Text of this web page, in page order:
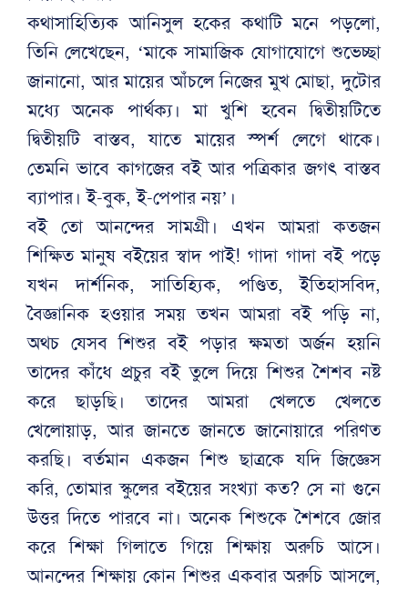
কথাসাহিত্যিক আনিসুল হকের কথাটি মনে পড়লো,
তিনি লেখেছেন, ‘মাকে সামাজিক যোগাযোগে শুভেচ্ছা
জানানো, আর মায়ের আঁচলে নিজের মুখ মোছা, দুটোর
মধ্যে অনেক পার্থক্য। মা খুশি হবেন দ্বিতীয়টিতে
দ্বিতীয়টি বাস্তব, যাতে মায়ের স্পর্শ লেগে থাকে।
তেমনি ভাবে কাগজের বই আর পত্রিকার জগৎ বাস্তব
ব্যাপার। ই-বুক, ই-পেপার নয়’।
বই তো আনন্দের সামগ্রী। এখন আমরা কতজন
শিক্ষিত মানুষ বইয়ের স্বাদ পাই! গাদা গাদা বই পড়ে
যখন দার্শনিক, সাতিহ্যিক, পণ্ডিত, ইতিহাসবিদ,
বৈজ্ঞানিক হওয়ার সময় তখন আমরা বই পড়ি না,
অথচ যেসব শিশুর বই পড়ার ক্ষমতা অর্জন হয়নি
তাদের কাঁধে প্রচুর বই তুলে দিয়ে শিশুর শৈশব নষ্ট
করে ছাড়ছি। তাদের আমরা খেলতে খেলতে
খেলোয়াড়, আর জানতে জানতে জানোয়ারে পরিণত
করছি। বর্তমান একজন শিশু ছাত্রকে যদি জিজ্ঞেস
করি, তোমার স্কুলের বইয়ের সংখ্যা কত? সে না গুনে
উত্তর দিতে পারবে না। অনেক শিশুকে শৈশবে জোর
করে শিক্ষা গিলাতে গিয়ে শিক্ষায় অরুচি আসে।
আনন্দের শিক্ষায় কোন শিশুর একবার অরুচি আসলে,